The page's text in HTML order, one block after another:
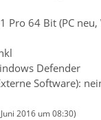
64 Bit (PC neu,
Defender
Software):
2016 um 08:30)